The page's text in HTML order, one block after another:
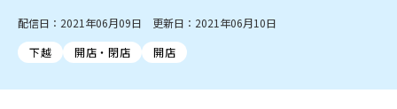
中越 上越
佐渡
リニューアル・移転 休業 開店まとめ
新潟市・開店
新潟市・閉店
ラーメン・開店
ラーメン・閉店
和食 洋食
スイーツ ランチ
趣味・展示会 ライブ・コンサート
スポーツ
にいがた酒の陣・新潟
食品メーカー・県産
品
習い事・塾 アパレル・雑貨
フィットネス・ジム
セツコママ ランキング
ファッション
配信日：2021年06月09日 更新日：2021年06月10日
下越
開店・閉店 開店